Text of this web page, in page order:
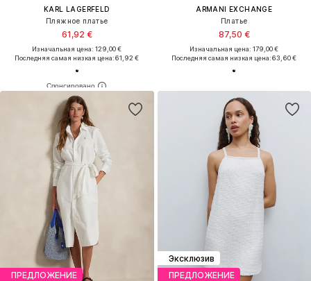
KARL LAGERFELD
Пляжное платье
61,92 €
Изначальная цена: 129,00 €
Последняя самая низкая цена:61,92 €
ARMANI EXCHANGE
Платье
87,50 €
Изначальная цена: 179,00 €
Последняя самая низкая цена:63,60 €
ПРЕДЛОЖЕНИЕ
Эксклюзив
ПРЕДЛОЖЕНИЕ